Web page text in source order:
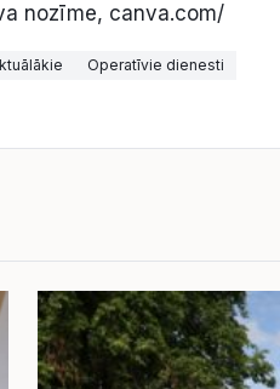
nozīme, canva.com/
Operatīvie dienesti